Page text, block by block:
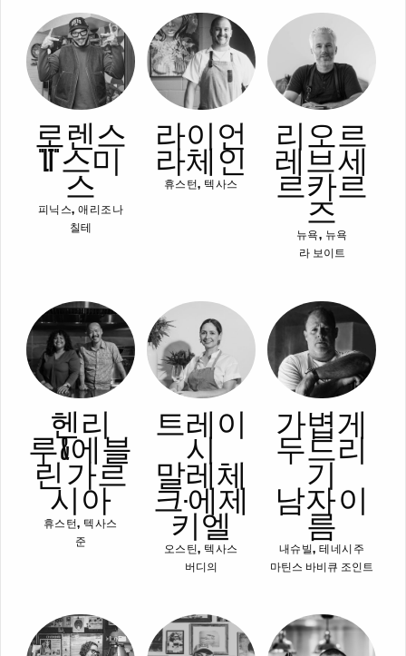
로렌스
"LT" 스미
스
피닉스, 애리조나
칠테
라이언
라체인
휴스턴, 텍사스
리오르
레브 세
르카르
즈
뉴욕, 뉴욕
라 보이트
헨리
루 & 에블
린 가르
시아
휴스턴, 텍사스
준
트레이
시
말레체
크-에제
키엘
오스틴, 텍사스
버디의
가볍게
두드리
기
남자 이
름
내슈빌, 테네시주
마틴스 바비큐 조인트